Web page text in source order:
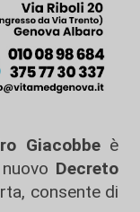
Giacobbeè
Decreto
consente di